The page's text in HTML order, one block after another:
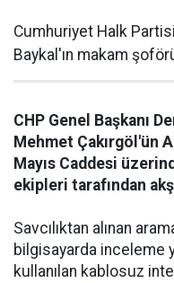
Cumhuriyet Halk
Baykal'ın makam
CHP Genel Başkanı
Mehmet Çakırgöl'ün
Mayıs Caddesi
ekipleri tarafından
Savcılıktan alınan
bilgisayarda inceleme
kullanılan kablosuz